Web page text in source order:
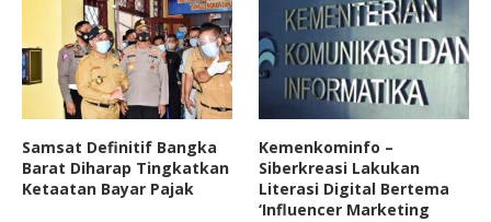
Samsat Definitif Bangka
Barat Diharap Tingkatkan
Ketaatan Bayar Pajak
Kemenkominfo –
Siberkreasi Lakukan
Literasi Digital Bertema
‘Influencer Marketing